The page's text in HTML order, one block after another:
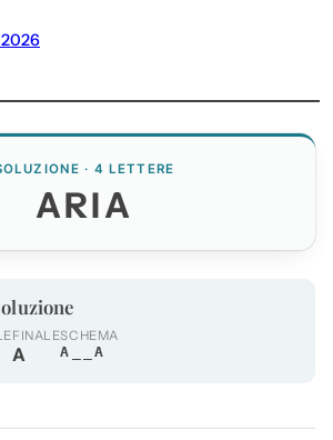
· 4 LETTERE
ARIA
FINALE
A
SCHEMA
A__A